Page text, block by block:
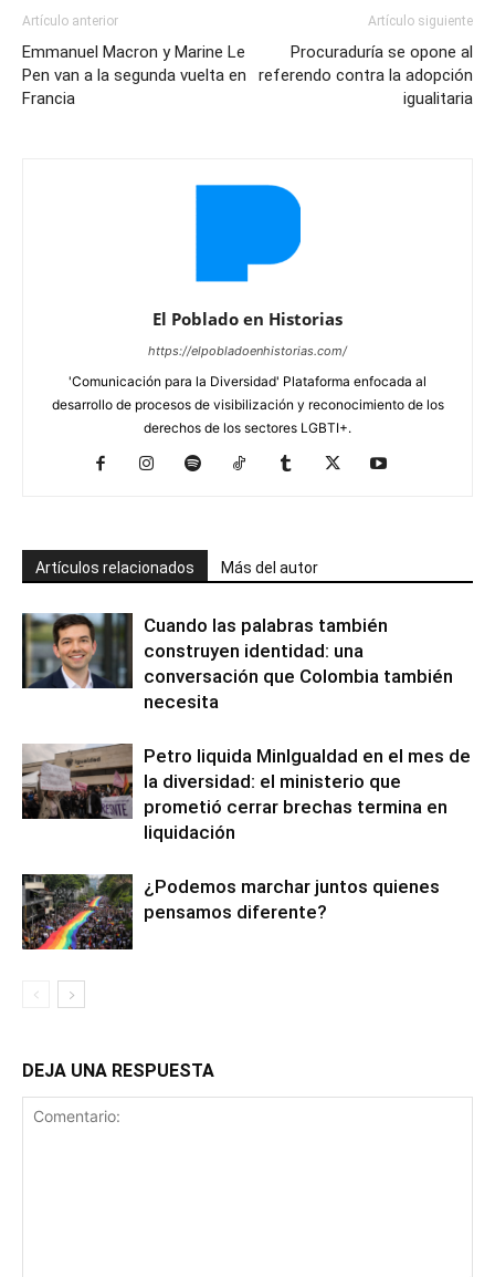
Artículo anterior
Emmanuel Macron y Marine Le
Pen van a la segunda vuelta en
Francia
Artículo siguiente
Procuraduría se opone al
referendo contra la adopción
igualitaria
El Poblado en Historias
https://elpobladoenhistorias.com/
'Comunicación para la Diversidad' Plataforma enfocada al
desarrollo de procesos de visibilización y reconocimiento de los
derechos de los sectores LGBTI+.
Artículos relacionados Más del autor
Cuando las palabras también
construyen identidad: una
conversación que Colombia también
necesita
Petro liquida MinIgualdad en el mes de
la diversidad: el ministerio que
prometió cerrar brechas termina en
liquidación
¿Podemos marchar juntos quienes
pensamos diferente?
DEJA UNA RESPUESTA